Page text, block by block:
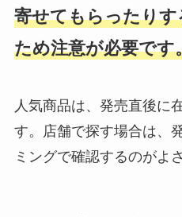
寄せてもらったり
ため注意が必要です
人気商品は、発売直後に
す。店舗で探す場合は、
ミングで確認するのがよ